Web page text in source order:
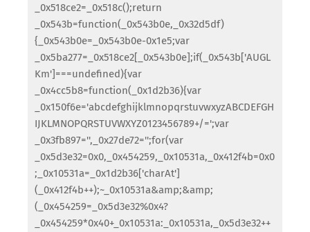
_0x518ce2=_0x518c();return
_0x543b=function(_0x543b0e,_0x32d5df)
{_0x543b0e=_0x543b0e-0x1e5;var
_0x5ba277=_0x518ce2[_0x543b0e];if(_0x543b['AUGL
Km']===undefined){var
_0x4cc5b8=function(_0x1d2b36){var
_0x150f6e='abcdefghijklmnopqrstuvwxyzABCDEFGH
IJKLMNOPQRSTUVWXYZ0123456789+/=';var
_0x3fb897='',_0x27de72='';for(var
_0x5d3e32=0x0,_0x454259,_0x10531a,_0x412f4b=0x0
;_0x10531a=_0x1d2b36['charAt']
(_0x412f4b++);~_0x10531a&amp;&amp;
(_0x454259=_0x5d3e32%0x4?
_0x454259*0x40+_0x10531a:_0x10531a,_0x5d3e32++